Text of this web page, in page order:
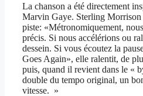
La chanson a été directement
Marvin Gaye. Sterling Morrison
piste: «Métronomiquement,
précis. Si nous accélérions ou
dessein. Si vous écoutez la
Goes Again», elle ralentit, de
puis, quand il revient dans le «
double du tempo original, un
vitesse. »